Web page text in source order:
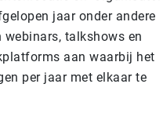
jaar onder andere
talkshows en
aan waarbij het
per jaar met elkaar te